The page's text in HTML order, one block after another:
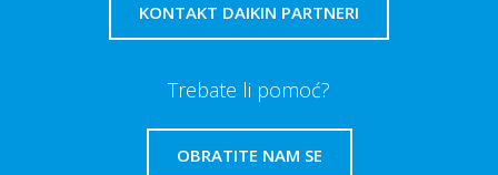
KONTAKT DAIKIN PARTNERI
Trebate li pomoć?
OBRATITE NAM SE